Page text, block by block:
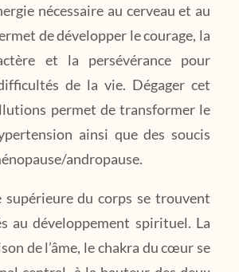
nécessaire au cerveau et au
de développer le courage, la
et la persévérance pour
de la vie. Dégager cet
permet de transformer le
ainsi que des soucis
andropause.
supérieure du corps se trouvent
au développement spirituel. La
de l’âme, le chakra du cœur se